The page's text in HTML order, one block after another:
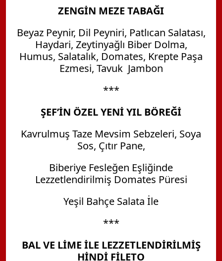
ZENGİN MEZE TABAĞI
Beyaz Peynir, Dil Peyniri, Patlıcan Salatası,
Haydari, Zeytinyağlı Biber Dolma,
Humus, Salatalık, Domates, Krepte Paşa
Ezmesi, Tavuk Jambon
***
ŞEF’İN ÖZEL YENİ YIL BÖREĞİ
Kavrulmuş Taze Mevsim Sebzeleri, Soya
Sos, Çıtır Pane,
Biberiye Fesleğen Eşliğinde
Lezzetlendirilmiş Domates Püresi
Yeşil Bahçe Salata İle
***
BAL VE LİME İLE LEZZETLENDİRİLMİŞ
HİNDİ FİLETO